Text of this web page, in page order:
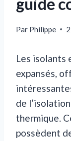
Par Philippe
Les isolants
expansés,
de
thermique.
possèdent